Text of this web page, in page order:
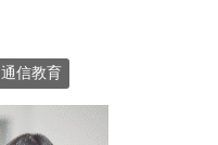
通信教育